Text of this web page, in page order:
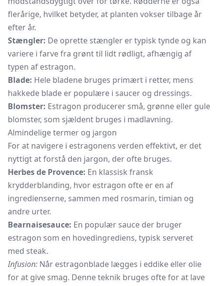
flerårige, hvilket betyder, at planten vokser tilbage år
efter år.
Stængler: De oprette stængler er typisk tynde og kan
variere i farve fra grønt til lidt rødligt, afhængig af
typen af estragon.
Blade: Hele bladene bruges primært i retter, mens
hakkede blade er populære i saucer og dressings.
Blomster: Estragon producerer små, grønne eller gule
blomster, som sjældent bruges i madlavning.
Almindelige termer og jargon
For at navigere i estragonens verden effektivt, er det
nyttigt at forstå den jargon, der ofte bruges.
Herbes de Provence: En klassisk fransk
krydderblanding, hvor estragon ofte er en af
ingredienserne, sammen med rosmarin, timian og
andre urter.
Bearnaisesauce: En populær sauce der bruger
estragon som en hovedingrediens, typisk serveret
med steak.
Infusion: Når estragonblade lægges i eddike eller olie
for at give smag. Denne teknik bruges ofte for at lave